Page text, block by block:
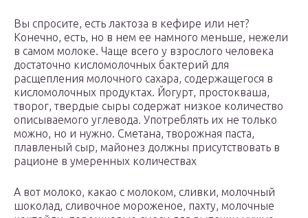
Вы спросите, есть лактоза в кефире или нет?
Конечно, есть, но в нем ее намного меньше, нежели
в самом молоке. Чаще всего у взрослого человека
достаточно кисломолочных бактерий для
расщепления молочного сахара, содержащегося в
кисломолочных продуктах. Йогурт, простокваша,
творог, твердые сыры содержат низкое количество
описываемого углевода. Употреблять их не только
можно, но и нужно. Сметана, творожная паста,
плавленый сыр, майонез должны присутствовать в
рационе в умеренных количествах
А вот молоко, какао с молоком, сливки, молочный
шоколад, сливочное мороженое, пахту, молочные